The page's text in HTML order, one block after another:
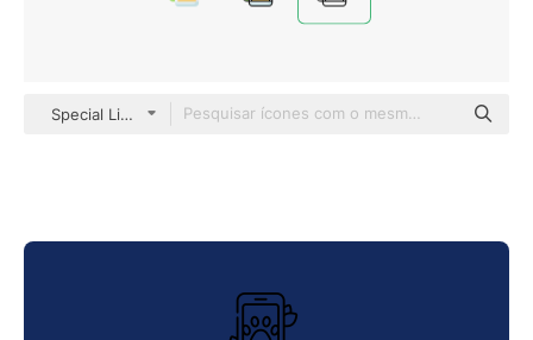
Special Lineal